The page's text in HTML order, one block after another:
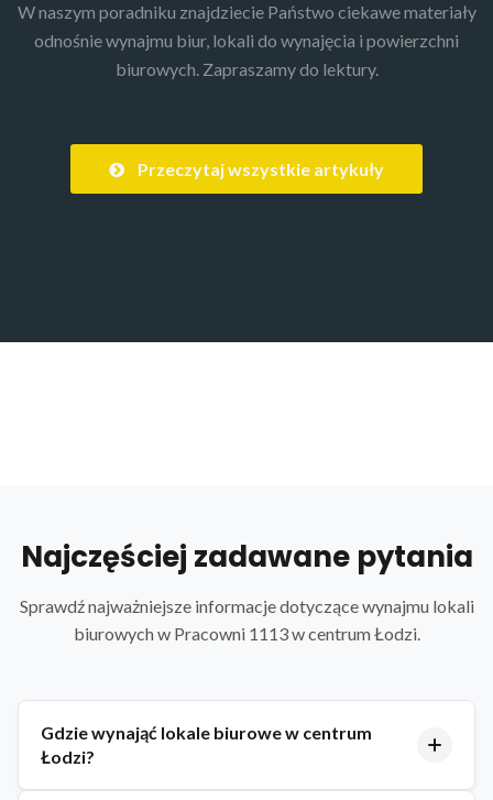
W naszym poradniku znajdziecie Państwo ciekawe materiały
odnośnie wynajmu biur, lokali do wynajęcia i powierzchni
biurowych. Zapraszamy do lektury.
Przeczytaj wszystkie artykuły
Najczęściej zadawane pytania
Sprawdź najważniejsze informacje dotyczące wynajmu lokali
biurowych w Pracowni 1113 w centrum Łodzi.
Gdzie wynająć lokale biurowe w centrum
Łodzi?